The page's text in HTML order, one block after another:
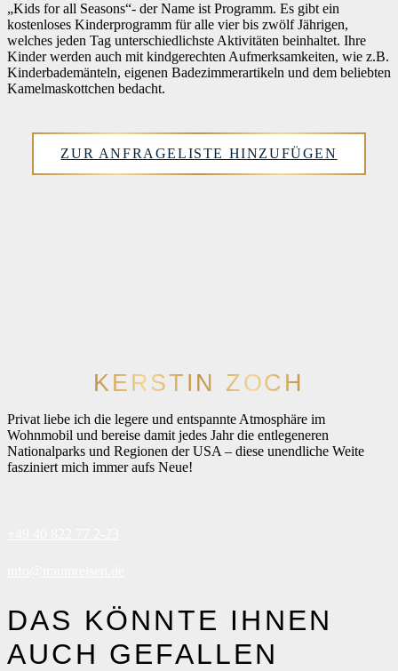
„Kids for all Seasons“- der Name ist Programm. Es gibt ein
kostenloses Kinderprogramm für alle vier bis zwölf Jährigen,
welches jeden Tag unterschiedlichste Aktivitäten beinhaltet. Ihre
Kinder werden auch mit kindgerechten Aufmerksamkeiten, wie z.B.
Kinderbademänteln, eigenen Badezimmerartikeln und dem beliebten
Kamelmaskottchen bedacht.
ZUR ANFRAGELISTE HINZUFÜGEN
KERSTIN ZOCH
Privat liebe ich die legere und entspannte Atmosphäre im
Wohnmobil und bereise damit jedes Jahr die entlegeneren
Nationalparks und Regionen der USA – diese unendliche Weite
fasziniert mich immer aufs Neue!
DAS KÖNNTE IHNEN
AUCH GEFALLEN